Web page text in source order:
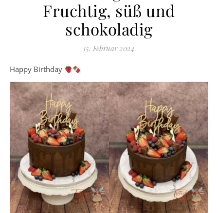
Fruchtig, süß und
schokoladig
15. Februar 2024
Happy Birthday